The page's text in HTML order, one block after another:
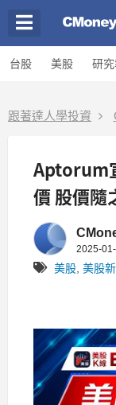
台股 美股 研
跟著達人學投資
Aptorum
價 股價隨
2025-
美股 美股